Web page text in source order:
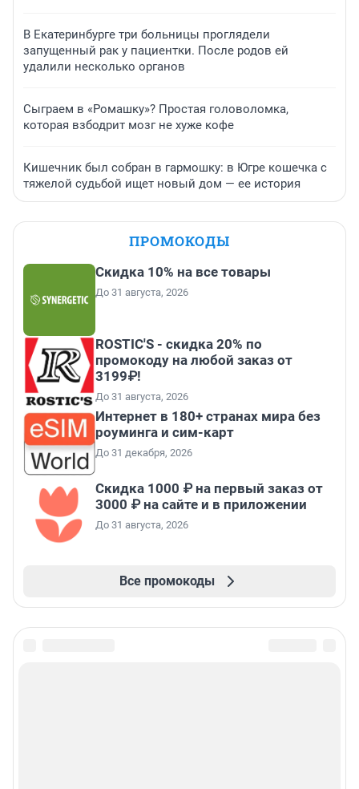
В Екатеринбурге три больницы проглядели
запущенный рак у пациентки. После родов ей
удалили несколько органов
Сыграем в «Ромашку»? Простая головоломка,
которая взбодрит мозг не хуже кофе
Кишечник был собран в гармошку: в Югре кошечка с
тяжелой судьбой ищет новый дом — ее история
ПРОМОКОДЫ
Скидка 10% на все товары
До 31 августа, 2026
ROSTIC'S - скидка 20% по
промокоду на любой заказ от
3199₽!
До 31 августа, 2026
Интернет в 180+ странах мира без
роуминга и сим-карт
До 31 декабря, 2026
Скидка 1000 ₽ на первый заказ от
3000 ₽ на сайте и в приложении
До 31 августа, 2026
Все промокоды